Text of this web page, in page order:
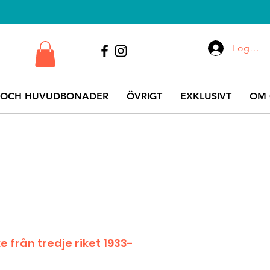
HUVUDBONADER ÖVRIGT EXKLUSIVT OM
Logga
från tredje riket 1933-